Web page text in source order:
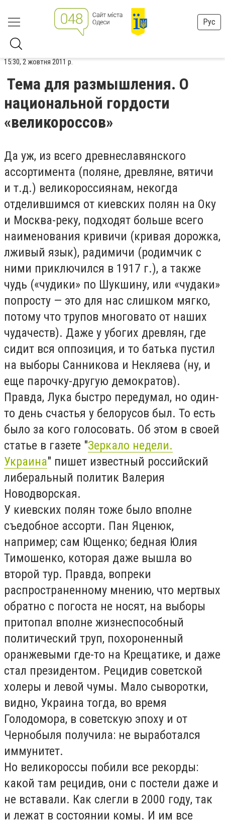
Рус
15:30, 2 жовтня 2011 р.
Тема для размышления. О
национальной гордости
«великороссов»
Да уж, из всего древнеславянского
ассортимента (поляне, древляне, вятичи
и т.д.) великороссиянам, некогда
отделившимся от киевских полян на Оку
и Москва-реку, подходят больше всего
наименования кривичи (кривая дорожка,
лживый язык), радимичи (родимчик с
ними приключился в 1917 г.), а также
чудь («чудики» по Шукшину, или «чудаки»
попросту — это для нас слишком мягко,
потому что трупов многовато от наших
чудачеств). Даже у убогих древлян, где
сидит вся оппозиция, и то батька пустил
на выборы Санникова и Некляева (ну, и
еще парочку-другую демократов).
Правда, Лука быстро передумал, но один-
то день счастья у белорусов был. То есть
было за кого голосовать. Об этом в своей
статье в газете "Зеркало недели.
Украина" пишет известный российский
либеральный политик Валерия
Новодворская.
У киевских полян тоже было вполне
съедобное ассорти. Пан Яценюк,
например; сам Ющенко; бедная Юлия
Тимошенко, которая даже вышла во
второй тур. Правда, вопреки
распространенному мнению, что мертвых
обратно с погоста не носят, на выборы
притопал вполне жизнеспособный
политический труп, похороненный
оранжевыми где-то на Крещатике, и даже
стал президентом. Рецидив советской
холеры и левой чумы. Мало сыворотки,
видно, Украина тогда, во время
Голодомора, в советскую эпоху и от
Чернобыля получила: не выработался
иммунитет.
Но великороссы побили все рекорды:
какой там рецидив, они с постели даже и
не вставали. Как слегли в 2000 году, так
и лежат в состоянии комы. И им все